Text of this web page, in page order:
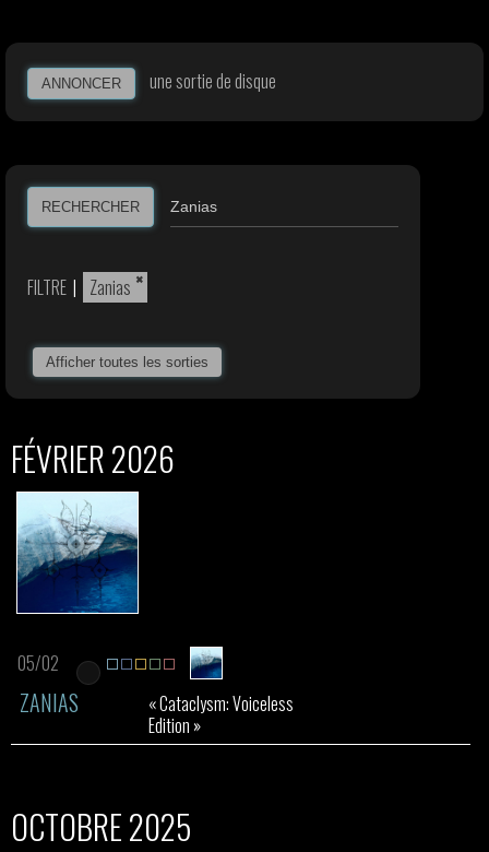
ANNONCER une sortie de disque
RECHERCHER
FILTRE | ×
Zanias
Afficher toutes les sorties
FÉVRIER 2026
05/02
ZANIAS
« Cataclysm: Voiceless
Edition »
OCTOBRE 2025